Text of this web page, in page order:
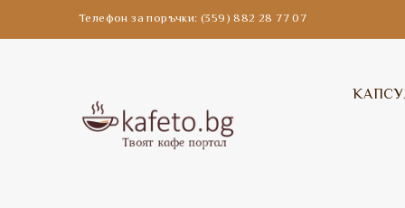
Телефон за поръчки: (359) 882 28 77 07